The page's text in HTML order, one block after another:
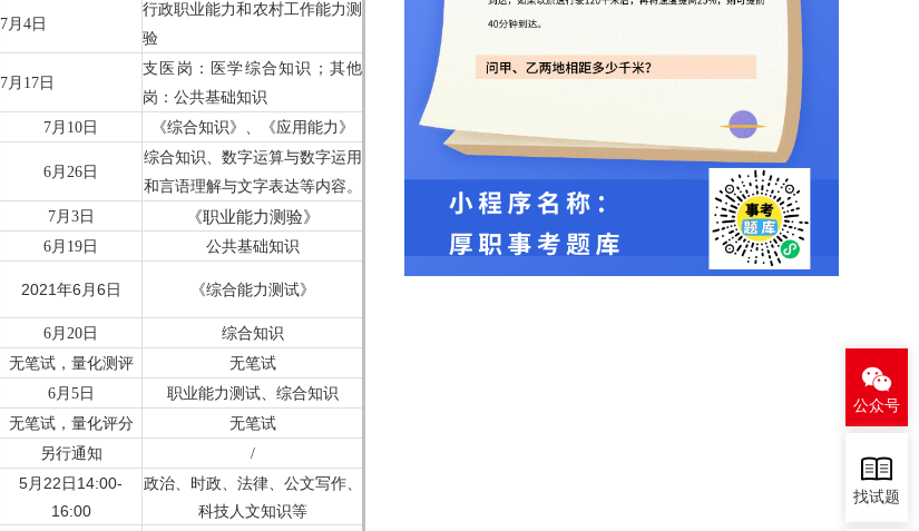
7月4 日
行政职业能力和农村工作能力测
验
7月17日
支医岗：医学综合知识；其他
岗： 公共基础知识
7月10日 《综合知识》、《应用能力》
6月26日
综合知识、数字运算与数字运用
和言语理解与文字表达等内容。
7月3日 《职业能力测验》
6月19日 公共基础知识
2021年6月6日 《综合能力测试》
6月20日
综合知识
无笔试，量化测评
无笔试
6月5日 职业能力测试、综合知识
无笔试，量化评分
无笔试
另行通知 /
5月22日14:00-
16:00
政治、时政、法律、公文写作、
科技人文知识等
公众号
找试题